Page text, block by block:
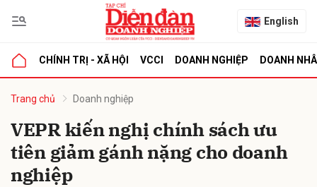
English
CHÍNH TRỊ - XÃ HỘI VCCI DOANH NGHIỆP DOANH
Trang chủ Doanh nghiệp
VEPR kiến nghị chính sách ưu
tiên giảm gánh nặng cho doanh
nghiệp
luận